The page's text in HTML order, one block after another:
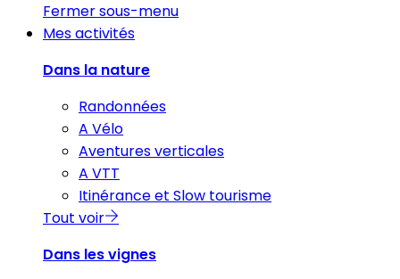
Fermer sous-menu
Mes activités
Dans la nature
Randonnées
A Vélo
Aventures verticales
A VTT
Itinérance et Slow tourisme
Tout voir
Dans les vignes